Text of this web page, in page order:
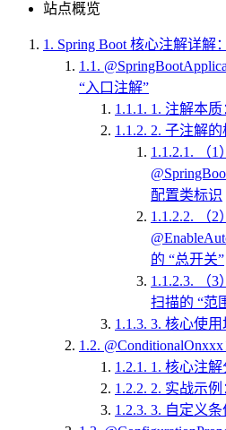
站点概览
1. Spring Boot 核心注解详解
1.1.
“入口注解”
1.1.1. 1. 注解本
1.1.2. 2. 子注解的
1.1.2.1.
（1）
配置类标识
1.1.2.2.
（2）
的 “总开关”
1.1.2.3.
（
扫描的 “范
1.1.3. 3. 核心使用
1.2.
1.2.1. 1. 核心注
1.2.2. 2. 实战示
1.2.3. 3. 自定义条